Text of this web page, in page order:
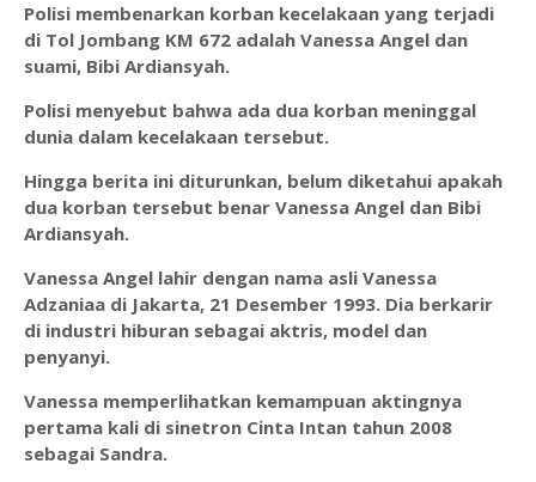
Polisi membenarkan korban kecelakaan yang terjadi
di Tol Jombang KM 672 adalah Vanessa Angel dan
suami, Bibi Ardiansyah.
Polisi menyebut bahwa ada dua korban meninggal
dunia dalam kecelakaan tersebut.
Hingga berita ini diturunkan, belum diketahui apakah
dua korban tersebut benar Vanessa Angel dan Bibi
Ardiansyah.
Vanessa Angel lahir dengan nama asli Vanessa
Adzaniaa di Jakarta, 21 Desember 1993. Dia berkarir
di industri hiburan sebagai aktris, model dan
penyanyi.
Vanessa memperlihatkan kemampuan aktingnya
pertama kali di sinetron Cinta Intan tahun 2008
sebagai Sandra.